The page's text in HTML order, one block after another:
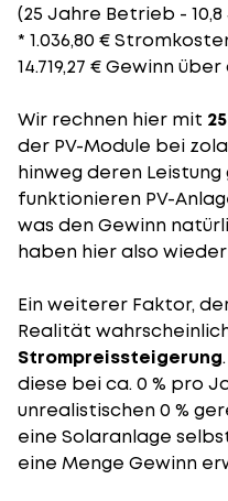
(25 Jahre Betrieb -
* 1.036,80 €
14.719,27 € Gewinn
Wir rechnen hier mit
der PV-Module bei
hinweg deren
funktionieren PV-
was den Gewinn
haben hier also
Ein weiterer Faktor,
Realität
Strompreissteigerung
diese bei ca. 0 % pro
unrealistischen 0 %
eine Solaranlage
eine Menge Gewinn